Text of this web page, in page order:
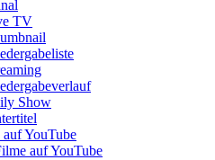
TV
Show
YouTube
auf YouTube